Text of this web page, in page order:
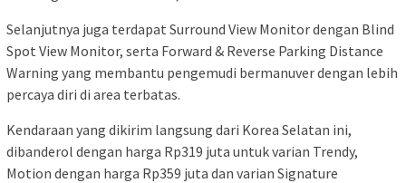
Selanjutnya juga terdapat Surround View Monitor dengan Blind
Spot View Monitor, serta Forward & Reverse Parking Distance
Warning yang membantu pengemudi bermanuver dengan lebih
percaya diri di area terbatas.
Kendaraan yang dikirim langsung dari Korea Selatan ini,
dibanderol dengan harga Rp319 juta untuk varian Trendy,
Motion dengan harga Rp359 juta dan varian Signature